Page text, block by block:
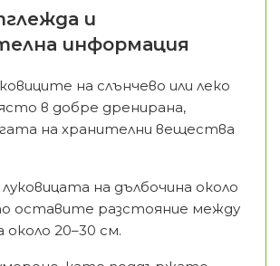
и
информация
на слънчево или леко
в добре дренирана,
на хранителни вещества
на дълбочина около
оставите разстояние между
20–30 см.